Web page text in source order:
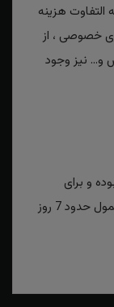
هزینه
خصوصی ، از
و... نیز وجود
و برای
روش‌های سریع بین 2 تا 3 روز و در حالت معمول حدود 7 روز